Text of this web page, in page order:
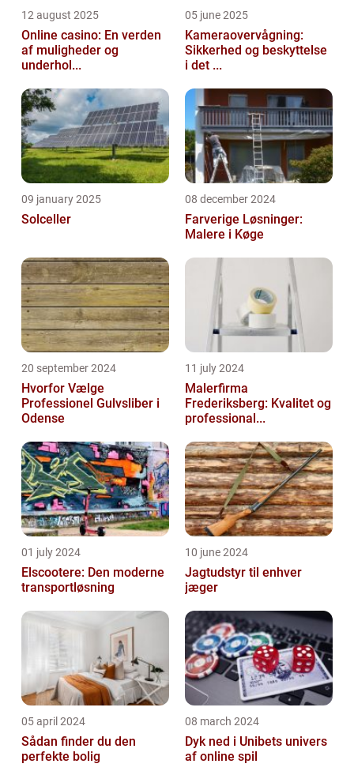
12 august 2025
Online casino: En verden
af muligheder og
underhol...
05 june 2025
Kameraovervågning:
Sikkerhed og beskyttelse
i det ...
09 january 2025
Solceller
08 december 2024
Farverige Løsninger:
Malere i Køge
20 september 2024
Hvorfor Vælge
Professionel Gulvsliber i
Odense
11 july 2024
Malerfirma
Frederiksberg: Kvalitet og
professional...
01 july 2024
Elscootere: Den moderne
transportløsning
10 june 2024
Jagtudstyr til enhver
jæger
05 april 2024
Sådan finder du den
perfekte bolig
08 march 2024
Dyk ned i Unibets univers
af online spil